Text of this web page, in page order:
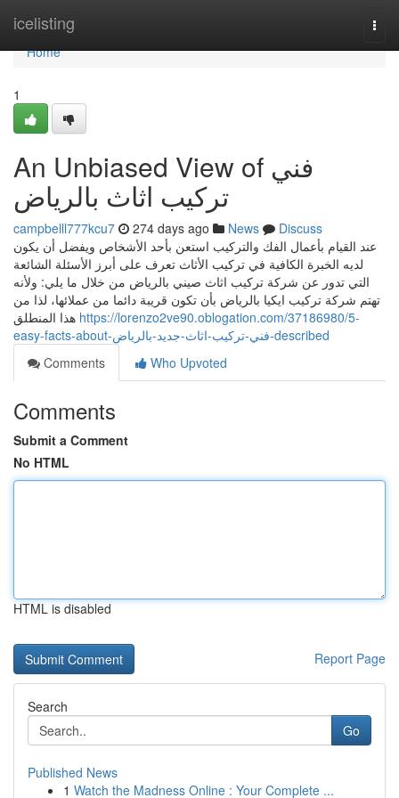
icelisting
Home
Home
1
An Unbiased View of فني
تركيب اثاث بالرياض
campbelll777kcu7 274 days ago News
Discuss
عند القيام بأعمال الفك والتركيب استعن بأحد الأشخاص ويفضل أن يكون
لديه الخبرة الكافية في تركيب الأثاث تعرف على أبرز الأسئلة الشائعة
التي تدور عن شركة تركيب اثاث صيني بالرياض من خلال ما يلي: ولأنه
تهتم شركة تركيب ايكيا بالرياض بأن تكون قريبة دائما من عملائها، لذا من
https://lorenzo2ve90.oblogation.com/37186980/5-
easy-facts-about-فني-تركيب-اثاث-جديد-بالرياض-described
Comments
Who Upvoted
Comments
Submit a Comment
No HTML
HTML is disabled
Report Page
Search
Go
Published News
1 Watch the Madness Online : Your Complete ...